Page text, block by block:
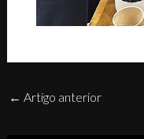
← Artigo anterior